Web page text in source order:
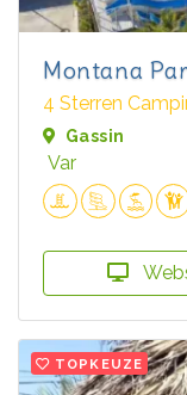
Montana
4 Sterren
Gassin
Var
TOPKEUZE